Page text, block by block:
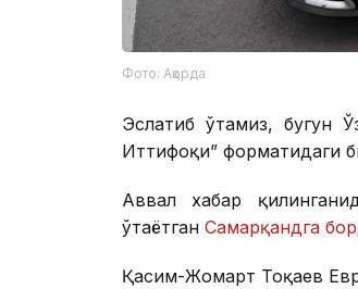
Фото: Ақорда
Эслатиб ўтамиз, бугун
Иттифоқи” форматидаги
Аввал хабар
ўтаётган Самарқандга
Қасим-Жомарт Тоқаев